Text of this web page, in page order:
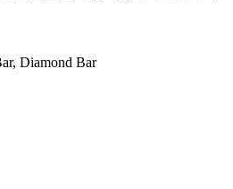
Diamond Bar